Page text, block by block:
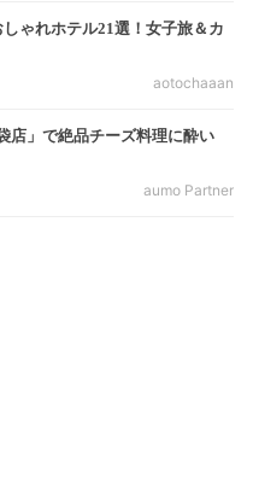
しゃれホテル21選！女子旅＆カ
aotochaaan
店」で絶品チーズ料理に酔い
aumo Partner